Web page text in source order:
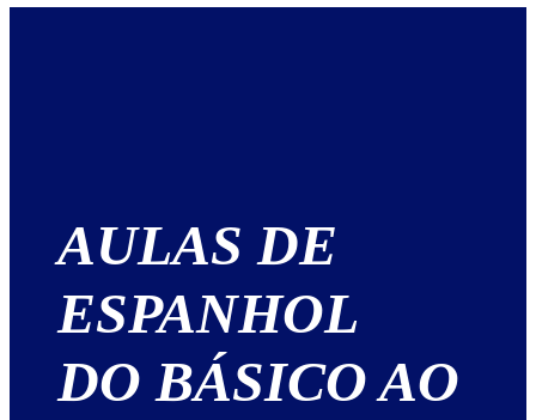
AULAS DE
ESPANHOL
DO BÁSICO AO